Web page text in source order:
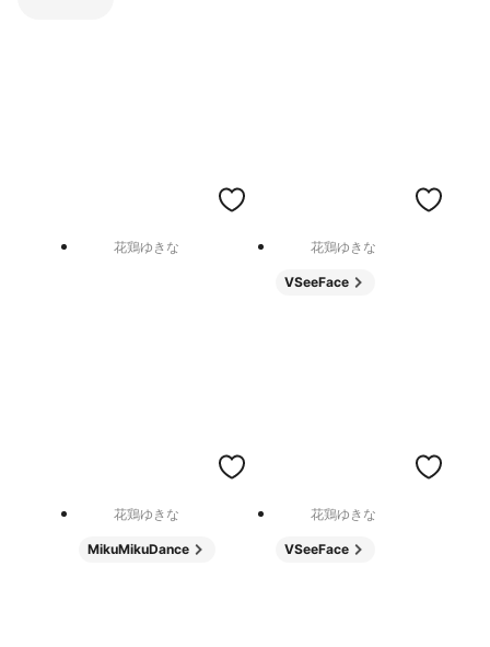
花鶏ゆきな 花鶏ゆきな
VSeeFace
花鶏ゆきな
MikuMikuDance
花鶏ゆきな
VSeeFace